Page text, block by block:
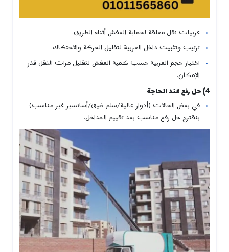
عربيات نقل مغلقة لحماية العفش أثناء الطريق.
ترتيب وتثبيت داخل العربية لتقليل الحركة والاحتكاك.
اختيار حجم العربية حسب كمية العفش لتقليل مرات النقل قدر
الإمكان.
4) حل رفع عند الحاجة
في بعض الحالات (أدوار عالية/سلم ضيق/أسانسير غير مناسب)
بنقترح حل رفع مناسب بعد تقييم المداخل.